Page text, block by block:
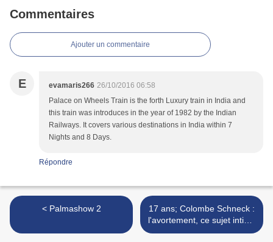
Commentaires
Ajouter un commentaire
E evamaris266 26/10/2016 06:58
Palace on Wheels Train is the forth Luxury train in India and
this train was introduces in the year of 1982 by the Indian
Railways. It covers various destinations in India within 7
Nights and 8 Days.
Répondre
< Palmashow 2
17 ans; Colombe Schneck :
l'avortement, ce sujet intime
et (encore) tabou >